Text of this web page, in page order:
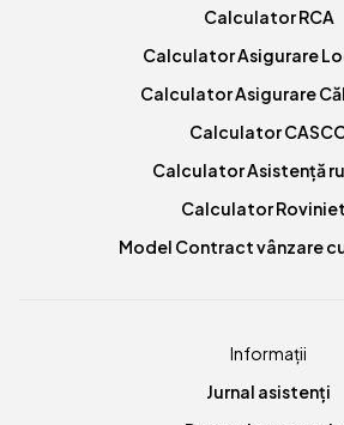
Calculator RCA
Calculator Asigurare
Calculator Asigurare
Calculator
Calculator Asistență
Calculator
Model Contract vânzare
Informații
Jurnal asistenți